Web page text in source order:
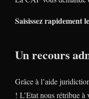
Saisissez
Un recours
Grâce à l’aide
! L’Etat nous rétribue à